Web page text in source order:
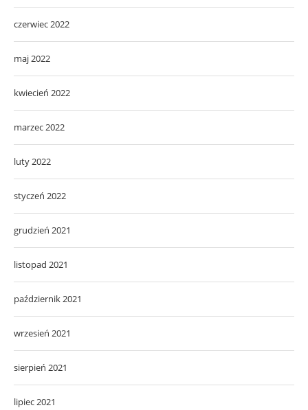
czerwiec 2022
maj 2022
kwiecień 2022
marzec 2022
luty 2022
styczeń 2022
grudzień 2021
listopad 2021
październik 2021
wrzesień 2021
sierpień 2021
lipiec 2021